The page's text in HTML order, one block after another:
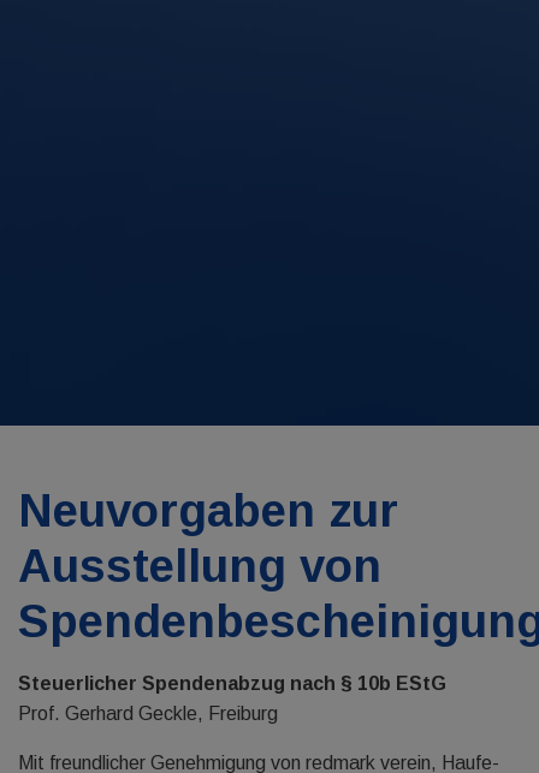
Neuvorgaben zur
Ausstellung von
Steuerlicher Spendenabzug nach § 10b EStG
Prof. Gerhard Geckle, Freiburg
Mit freundlicher Genehmigung von redmark verein, Haufe-